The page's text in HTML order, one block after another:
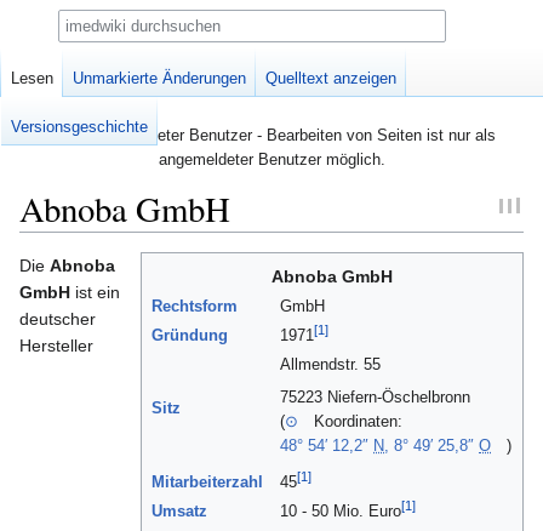
Nicht angemeldeter Benutzer - Bearbeiten von Seiten ist nur als
angemeldeter Benutzer möglich.
Abnoba GmbH
Zur
Navigation
springen
Zur
Suche
springen
Abnoba GmbH
Rechtsform
GmbH
Gründung
1971[1]
Sitz
Allmendstr. 55
75223 Niefern-Öschelbronn
(⊙
Koordinaten:
48° 54′ 12,2″ N 8° 49′ 25,8″ O )
Mitarbeiterzahl 45[1]
Umsatz 10 - 50 Mio. Euro[1]
Die Abnoba
GmbH ist ein
deutscher
Hersteller
Seite Diskussion
Lesen Unmarkierte Änderungen Quelltext anzeigen
Versionsgeschichte
Suche